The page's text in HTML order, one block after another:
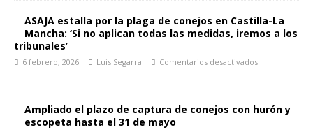
ASAJA estalla por la plaga de conejos en Castilla-La
Mancha: ‘Si no aplican todas las medidas, iremos a los
tribunales’
6 febrero, 2026 Luis Segarra Comentarios desactivados
Ampliado el plazo de captura de conejos con hurón y
escopeta hasta el 31 de mayo